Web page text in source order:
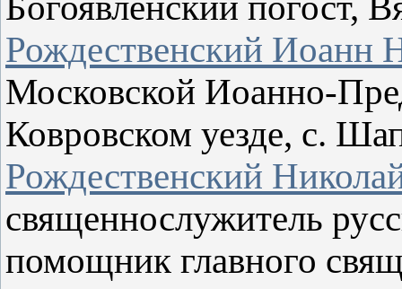
Рождественский Иоанн
Московской Иоанно-
Ковровском уезде, с.
Рождественский
священнослужитель
помощник главного